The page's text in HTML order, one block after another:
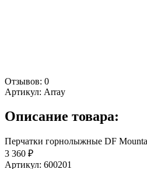
Отзывов: 0
Артикул: Array
Описание товара:
Перчатки горнолыжные DF
3 360 ₽
Артикул: 600201